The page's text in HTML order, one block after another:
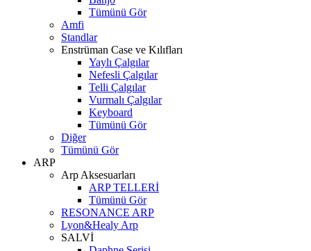
Tümünü Gör
Amfi
Standlar
Enstrüman Case ve Kılıfları
Yaylı Çalgılar
Nefesli Çalgılar
Telli Çalgılar
Vurmalı Çalgılar
Keyboard
Tümünü Gör
Diğer
Tümünü Gör
ARP
Arp Aksesuarları
ARP TELLERİ
Tümünü Gör
RESONANCE ARP
Lyon&Healy Arp
SALVİ